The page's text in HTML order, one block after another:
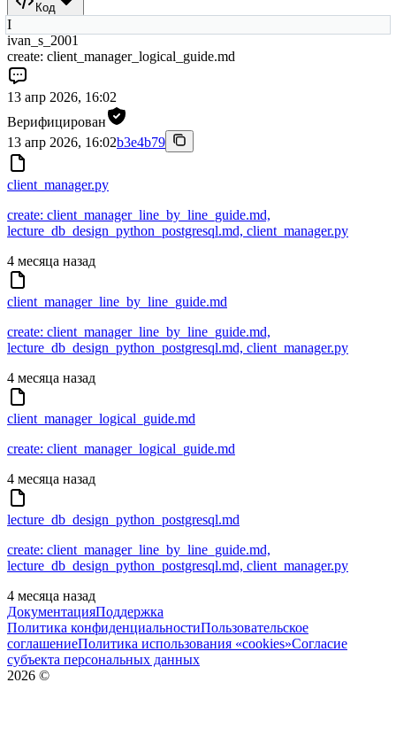
Код
I
ivan_s_2001
create: client_manager_logical_guide.md
13 апр 2026, 16:02
Верифицирован
13 апр 2026, 16:02b3e4b79
client_manager.py
create: client_manager_line_by_line_guide.md,
lecture_db_design_python_postgresql.md, client_manager.py
4 месяца назад
client_manager_line_by_line_guide.md
create: client_manager_line_by_line_guide.md,
lecture_db_design_python_postgresql.md, client_manager.py
4 месяца назад
client_manager_logical_guide.md
create: client_manager_logical_guide.md
4 месяца назад
lecture_db_design_python_postgresql.md
create: client_manager_line_by_line_guide.md,
lecture_db_design_python_postgresql.md, client_manager.py
4 месяца назад
ДокументацияПоддержка
Политика конфиденциальностиПользовательское
соглашениеПолитика использования «cookies»Согласие
субъекта персональных данных
2026 ©